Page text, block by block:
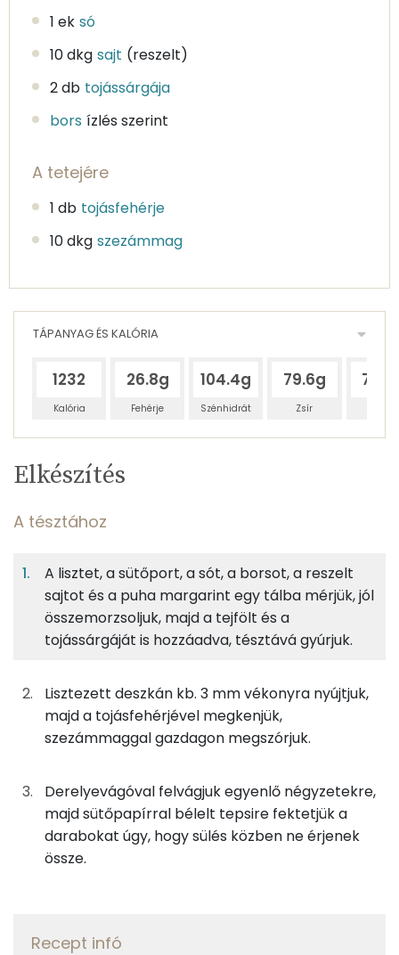
1 ek só
10 dkg sajt (reszelt)
2 db tojássárgája
bors ízlés szerint
A tetejére
1 db tojásfehérje
10 dkg szezámmag
TÁPANYAG ÉS KALÓRIA
1232
Kalória
26.8g
Fehérje
104.4g
Szénhidrát
79.6g
Zsír
Egy
adagban
9%
A tésztához
63gmargarin
448 kcal
3g sütőpor
3g só
0 kcal
25gsajt
88 kcal
TÁPANYAGTARTALOM
9%
Fehérje
36%
Szénhidrát
28%
Zsír
26%
TOP ásványi anyagok
Nátrium
Foszfor
Magnézium
Szelén
Elkészítés
A tésztához
A lisztet, a sütőport, a sót, a borsot, a reszelt
sajtot és a puha margarint egy tálba mérjük, jól
összemorzsoljuk, majd a tejfölt és a
tojássárgáját is hozzáadva, tésztává gyúrjuk.
Lisztezett deszkán kb. 3 mm vékonyra nyújtjuk,
majd a tojásfehérjével megkenjük,
szezámmaggal gazdagon megszórjuk.
Derelyevágóval felvágjuk egyenlő négyzetekre,
majd sütőpapírral bélelt tepsire fektetjük a
darabokat úgy, hogy sülés közben ne érjenek
össze.
Recept infó